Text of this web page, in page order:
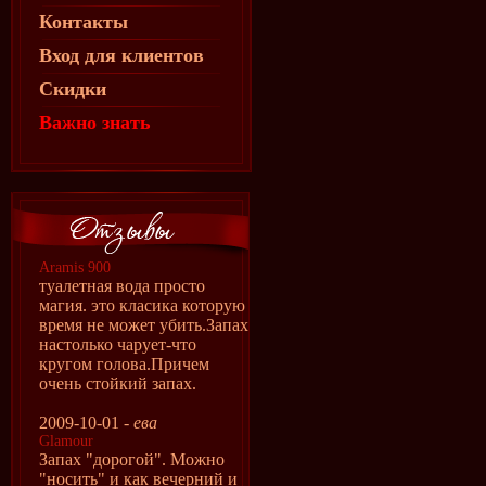
Контакты
Вход для клиентов
Скидки
Важно знать
Aramis 900
туалетная вода просто
магия. это класика которую
время не может убить.Запах
настолько чарует-что
кругом голова.Причем
очень стойкий запах.
2009-10-01 - ева
Glamour
Запах "дорогой". Можно
"носить" и как вечерний и